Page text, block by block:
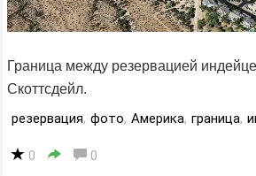
Граница между резервацией
Скоттсдейл.
резервация, фото, Америка, граница,
0 0